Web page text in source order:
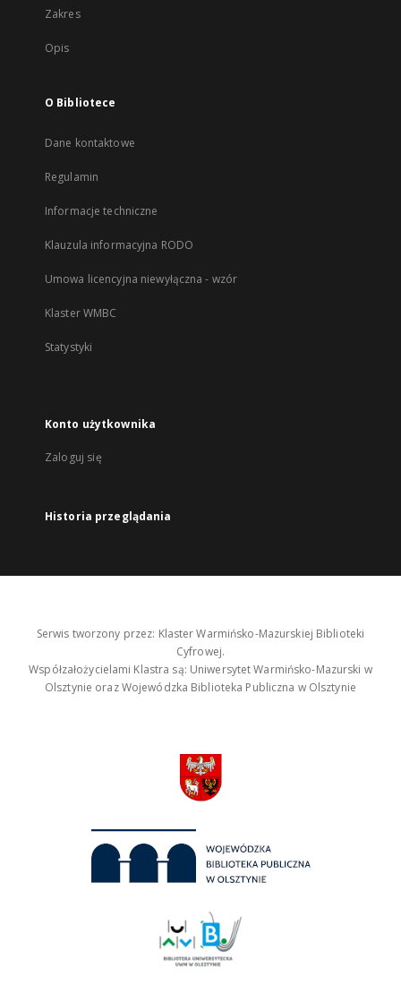
Zakres
Opis
O Bibliotece
Dane kontaktowe
Regulamin
Informacje techniczne
Klauzula informacyjna RODO
Umowa licencyjna niewyłączna - wzór
Klaster WMBC
Statystyki
Konto użytkownika
Zaloguj się
Historia przeglądania
Serwis tworzony przez: Klaster Warmińsko-Mazurskiej Biblioteki
Cyfrowej.
Współzałożycielami Klastra są: Uniwersytet Warmińsko-Mazurski w
Olsztynie oraz Wojewódzka Biblioteka Publiczna w Olsztynie